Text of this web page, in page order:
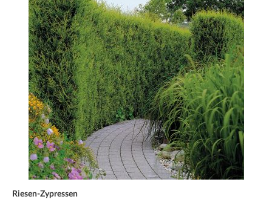
Riesen-Zypressen